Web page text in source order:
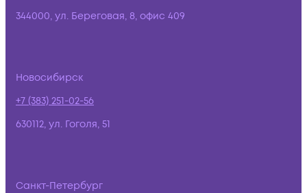
344000, ул. Береговая, 8, офис 409
Новосибирск
+7 (383) 251-02-56
630112, ул. Гоголя, 51
Санкт-Петербург